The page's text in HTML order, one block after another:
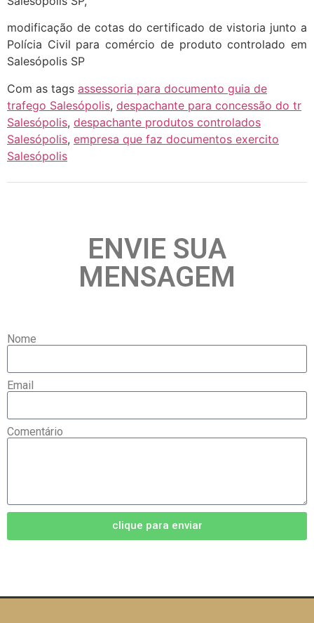
modificação de cotas do certificado de vistoria junto a
Polícia Civil para comércio de produto controlado em
Salesópolis SP
Com as tags assessoria para documento guia de
trafego Salesópolis, despachante para concessão do tr
Salesópolis, despachante produtos controlados
Salesópolis, empresa que faz documentos exercito
Salesópolis
ENVIE SUA
MENSAGEM
Nome
Email
Comentário
clique para enviar